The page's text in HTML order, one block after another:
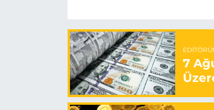
7